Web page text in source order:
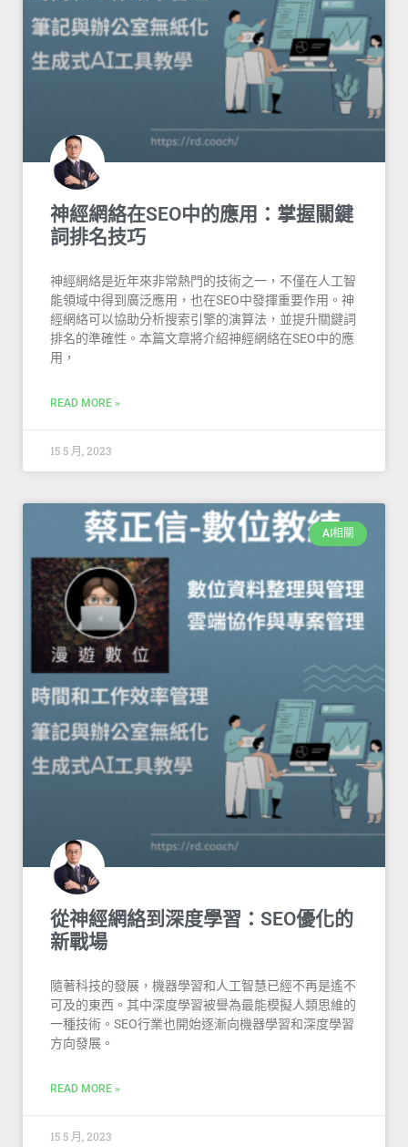
神經網絡在SEO中的應用：掌握關鍵
詞排名技巧
神經網絡是近年來非常熱門的技術之一，不僅在人工智
能領域中得到廣泛應用，也在SEO中發揮重要作用。神
經網絡可以協助分析搜索引擎的演算法，並提升關鍵詞
排名的準確性。本篇文章將介紹神經網絡在SEO中的應
用，
READ MORE »
15 5 月, 2023
AI相關
從神經網絡到深度學習：SEO優化的
新戰場
隨著科技的發展，機器學習和人工智慧已經不再是遙不
可及的東西。其中深度學習被譽為最能模擬人類思維的
一種技術。SEO行業也開始逐漸向機器學習和深度學習
方向發展。
READ MORE »
15 5 月, 2023